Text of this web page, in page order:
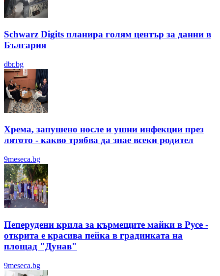
Schwarz Digits планира голям център за данни в
България
dbr.bg
Хрема, запушено носле и ушни инфекции през
лятотo - какво трябва да знае всеки родител
9meseca.bg
Пеперудени крила за кърмещите майки в Русе -
открита е красива пейка в градинката на
площад "Дунав"
9meseca.bg